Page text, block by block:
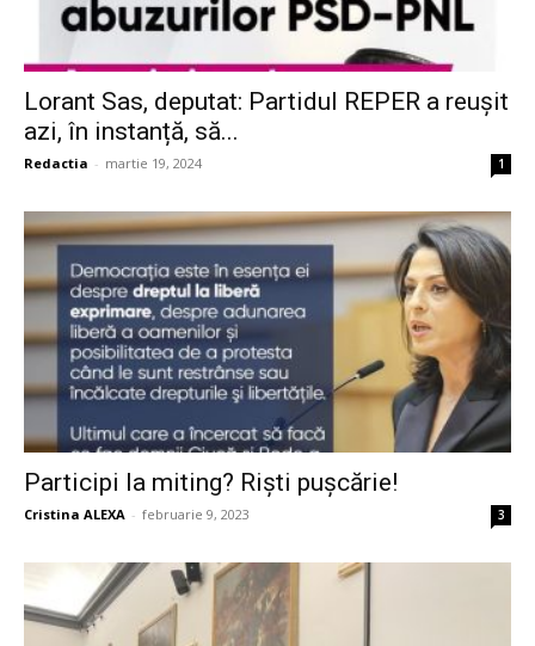
Lorant Sas, deputat: Partidul REPER a reușit
azi, în instanță, să...
Redactia - martie 19, 2024 1
Participi la miting? Riști pușcărie!
Cristina ALEXA - februarie 9, 2023 3